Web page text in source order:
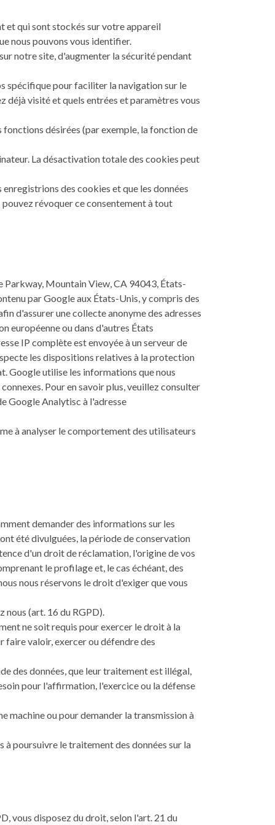
et qui sont stockés sur votre appareil
nous pouvons vous identifier.
notre site, d'augmenter la sécurité pendant
spécifique pour faciliter la navigation sur le
déjà visité et quels entrées et paramètres vous
désirées (par exemple, la fonction de
La désactivation totale des cookies peut
des cookies et que les données
révoquer ce consentement à tout
Mountain View, CA 94043, États-
par Google aux États-Unis, y compris des
d'assurer une collecte anonyme des adresses
européenne ou dans d'autres États
IP complète est envoyée à un serveur de
les dispositions relatives à la protection
Google utilise les informations que nous
Pour en savoir plus, veuillez consulter
Google Analytisc à l'adresse
à analyser le comportement des utilisateurs
demander des informations sur les
été divulguées, la période de conservation
d'un droit de réclamation, l'origine de vos
le profilage et, le cas échéant, des
nous réservons le droit d'exiger que vous
nous (art. 16 du RGPD).
ne soit requis pour exercer le droit à la
valoir, exercer ou défendre des
des données, que leur traitement est illégal,
pour l'affirmation, l'exercice ou la défense
machine ou pour demander la transmission à
à poursuivre le traitement des données sur la
vous disposez du droit, selon l'art. 21 du